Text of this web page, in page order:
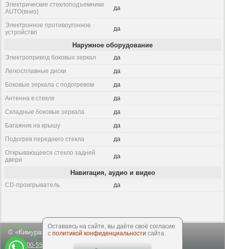
Электрические стеклоподъемники
AUTO(вниз)
да
Электронное противоугонное
устройство
да
Наружное оборудование
Электропривод боковых зеркал
да
Легкосплавные диски
да
Боковые зеркала с подогревом
да
Антенна в стекле
да
Складные боковые зеркала
да
Багажник на крышу
да
Подогрев переднего стекла
да
Открывающееся стекло задней
двери
да
Навигация, аудио и видео
CD-проигрыватель да
© «Кимура», 2003-2026
8-800-550-50-64
Оставаясь на сайте, вы даёте своё согласие
с политикой конфиденциальности сайта.